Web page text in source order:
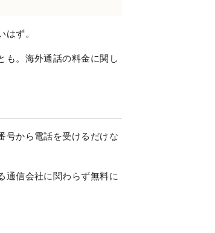
ず。
も。海外通話の料金に関し
号から電話を受けるだけな
通信会社に関わらず無料に